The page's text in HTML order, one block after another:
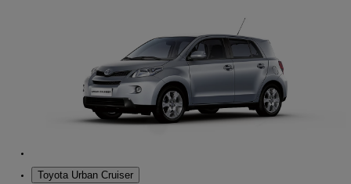
Toyota Urban Cruiser